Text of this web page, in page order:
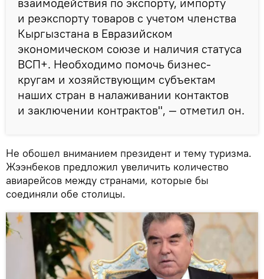
и реэкспорту товаров с учетом членства
Кыргызстана в Евразийском
экономическом союзе и наличия статуса
ВСП+. Необходимо помочь бизнес-
кругам и хозяйствующим субъектам
наших стран в налаживании контактов
и заключении контрактов", — отметил он.
Не обошел вниманием президент и тему туризма.
Жээнбеков предложил увеличить количество
авиарейсов между странами, которые бы
соединяли обе столицы.